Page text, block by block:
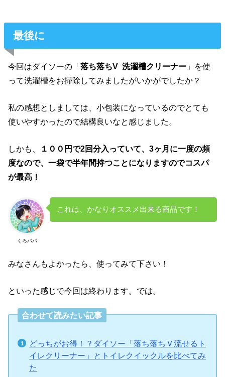
最後に
今回はダイソーの「落ち落ちV 洗濯槽クリーナー 」を使
って洗濯槽をお掃除してみましたがいかがでしたか？
私の感想としましては、小包装になっているのでとても
使いやすかったので結構良いなと感じました。
しかも、
１００円で2回分入っていて、3ヶ月に一度の頻
度なので、一袋で半年間持つことになりますのでコスパ
が最高！
くろパパ
これは、かなりオススメ出来る商品です！
みなさんもよかったら、使ってみて下さい！
といった感じで今回は終わります。では。
合わせて読みたい記事
どっちがお得！？ダイソー「落ち落ちＶ流せるト
イレクリーナー」とトイレクイックルを比べてみ
た